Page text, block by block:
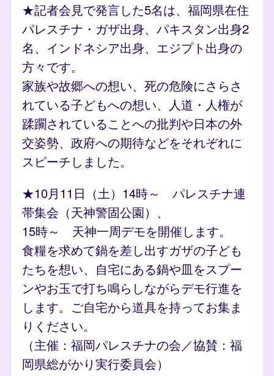
★記者会見で発言した5名は、福岡県在住
パレスチナ・ガザ出身、パキスタン出身2
名、インドネシア出身、エジプト出身の
方々です。
家族や故郷への想い、死の危険にさらさ
れている子どもへの想い、人道・人権が
蹂躙されていることへの批判や日本の外
交姿勢、政府への期待などをそれぞれに
スピーチしました。
★10月11日（土）14時～ パレスチナ連
帯集会（天神警固公園）、
15時～ 天神一周デモを開催します。
食糧を求めて鍋を差し出すガザの子ども
たちを想い、自宅にある鍋や皿をスプー
ンやお玉で打ち鳴らしながらデモ行進を
します。ご自宅から道具を持ってお集ま
りください。
（主催：福岡パレスチナの会／協賛：福
岡県総がかり実行委員会）